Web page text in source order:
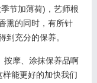
节加薄荷)，艺师根
熏的同时，有所针
到充分的保养。
按摩、涂抹保养品啊
能更好的加快我们